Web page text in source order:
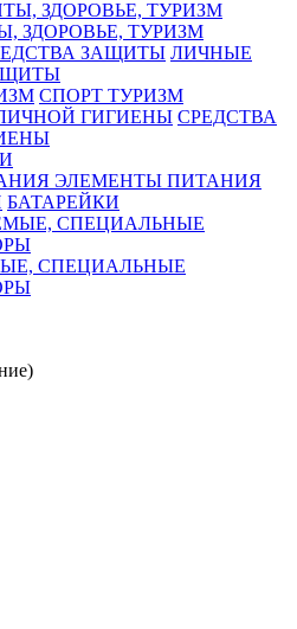
ЗДОРОВЬЕ, ТУРИЗМ
ЛИЧНЫЕ
СПОРТ ТУРИЗМ
СРЕДСТВА
ЭЛЕМЕНТЫ ПИТАНИЯ
БАТАРЕЙКИ
СПЕЦИАЛЬНЫЕ